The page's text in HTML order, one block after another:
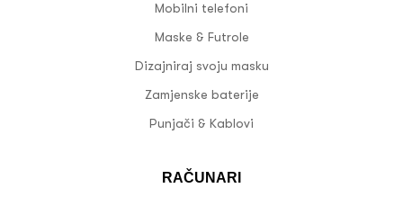
Mobilni telefoni
Maske & Futrole
Dizajniraj svoju masku
Zamjenske baterije
Punjači & Kablovi
RAČUNARI